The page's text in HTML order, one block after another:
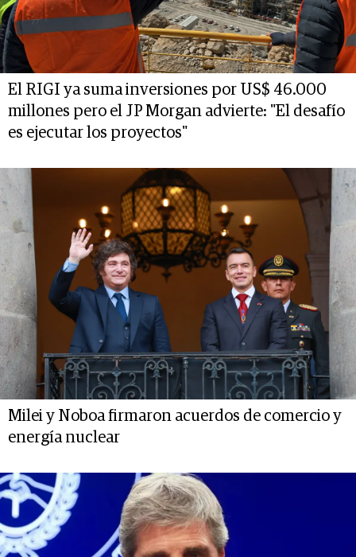
El RIGI ya suma inversiones por US$ 46.000
millones pero el JP Morgan advierte: "El desafío
es ejecutar los proyectos"
Milei y Noboa firmaron acuerdos de comercio y
energía nuclear